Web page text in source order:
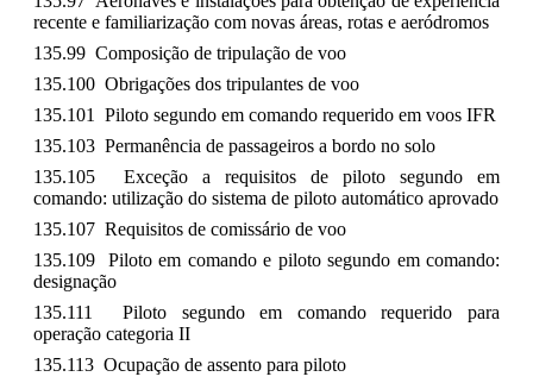
recente e familiarização com novas áreas, rotas e aeródromos
135.99 Composição de tripulação de voo
135.100 Obrigações dos tripulantes de voo
135.101 Piloto segundo em comando requerido em voos IFR
135.103 Permanência de passageiros a bordo no solo
135.105 Exceção a requisitos de piloto segundo em
comando: utilização do sistema de piloto automático aprovado
135.107 Requisitos de comissário de voo
135.109 Piloto em comando e piloto segundo em comando:
designação
135.111 Piloto segundo em comando requerido para
operação categoria II
135.113 Ocupação de assento para piloto